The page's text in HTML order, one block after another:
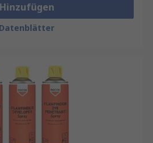
Hinzufügen
Datenblätter